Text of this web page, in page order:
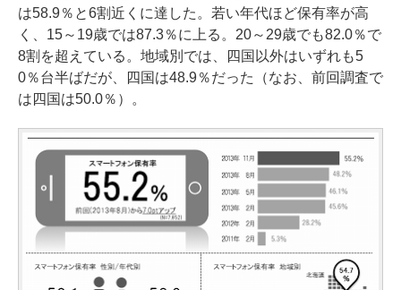
は58.9％と6割近くに達した。若い年代ほど保有率が高
く、15～19歳では87.3％に上る。20～29歳でも82.0％で
8割を超えている。地域別では、四国以外はいずれも5
0％台半ばだが、四国は48.9％だった（なお、前回調査で
は四国は50.0％）。